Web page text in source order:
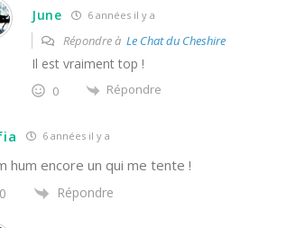
June 6 années il y a
Répondre à Le Chat du Cheshire
Il est vraiment top !
0 Répondre
6 années il y a
hum encore un qui me tente !
0 Répondre